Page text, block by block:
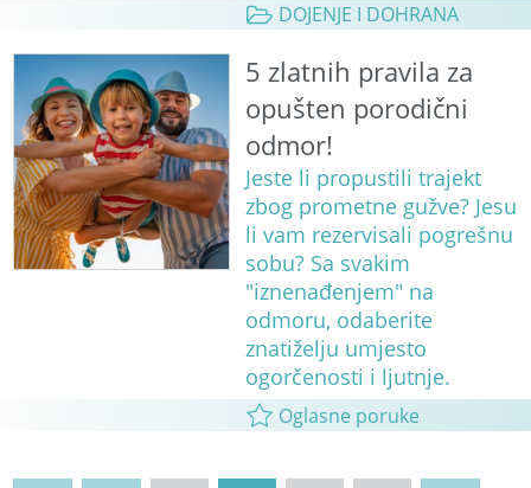
DOJENJE I DOHRANA
5 zlatnih pravila za
opušten porodični
odmor!
Jeste li propustili trajekt
zbog prometne gužve? Jesu
li vam rezervisali pogrešnu
sobu? Sa svakim
"iznenađenjem" na
odmoru, odaberite
znatiželju umjesto
ogorčenosti i ljutnje.
Oglasne poruke